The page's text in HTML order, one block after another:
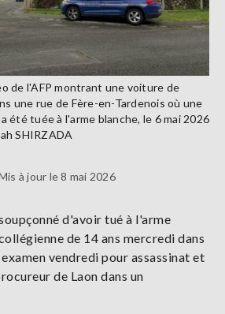
de l'AFP montrant une voiture de
une rue de Fère-en-Tardenois où une
été tuée à l'arme blanche, le 6 mai 2026
SHIRZADA
à jour le 8 mai 2026
d'avoir tué à l'arme
de 14 ans mercredi dans
vendredi pour assassinat et
de Laon dans un